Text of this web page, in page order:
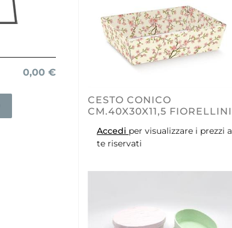
0,00 €
CESTO CONICO
CM.40X30X11,5 FIORELLINI
Accedi per visualizzare i prezzi a
te riservati